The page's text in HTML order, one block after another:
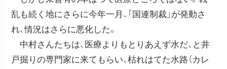
乱も続く地にさらに今年一月、「国連制裁」が発動さ
れ、情況はさらに悪化した。
中村さんたちは、医療よりもとりあえず水だ、と井
戸掘りの専門家に来てもらい、枯れはてた水路（カレ